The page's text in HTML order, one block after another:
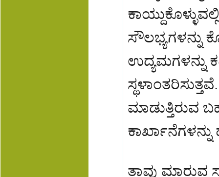
ಸೌಲಭ್ಯಗಳನ್ನು
ಉದ್ಯಮಗಳನ್ನು
ಮಾಡುತ್ತಿರುವ
ತಾವು ಮಾರುವ